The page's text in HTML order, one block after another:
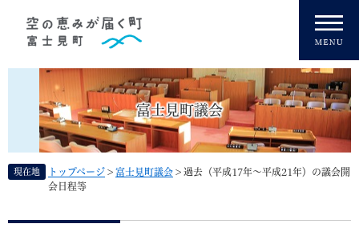
富士見町議会
現在地 トップページ > 富士見町議会 > 過去（平成17年～平成21年）の議会開
会日程等
本